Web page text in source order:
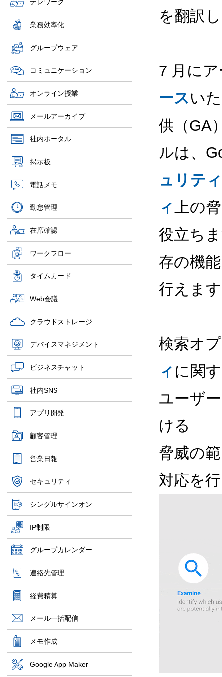
テレワーク
業務効率化
グループウェア
コミュニケーション
オンライン授業
メールアーカイブ
社内ポータル
掲示板
電話メモ
勤怠管理
在席確認
ワークフロー
タイムカード
Web会議
クラウドストレージ
デバイスマネジメント
ビジネスチャット
社内SNS
アプリ開発
顧客管理
営業日報
セキュリティ
シングルサインオン
IP制限
グループカレンダー
連絡先管理
経費精算
メール一括配信
メモ作成
Google App Maker
を翻訳
7 月に
ースい
供（GA
ルは、
ュリティ
ィ上の
役立ち
存の機
行えま
検索オ
ィ に関
ユーザ
ける
脅威の
対応を